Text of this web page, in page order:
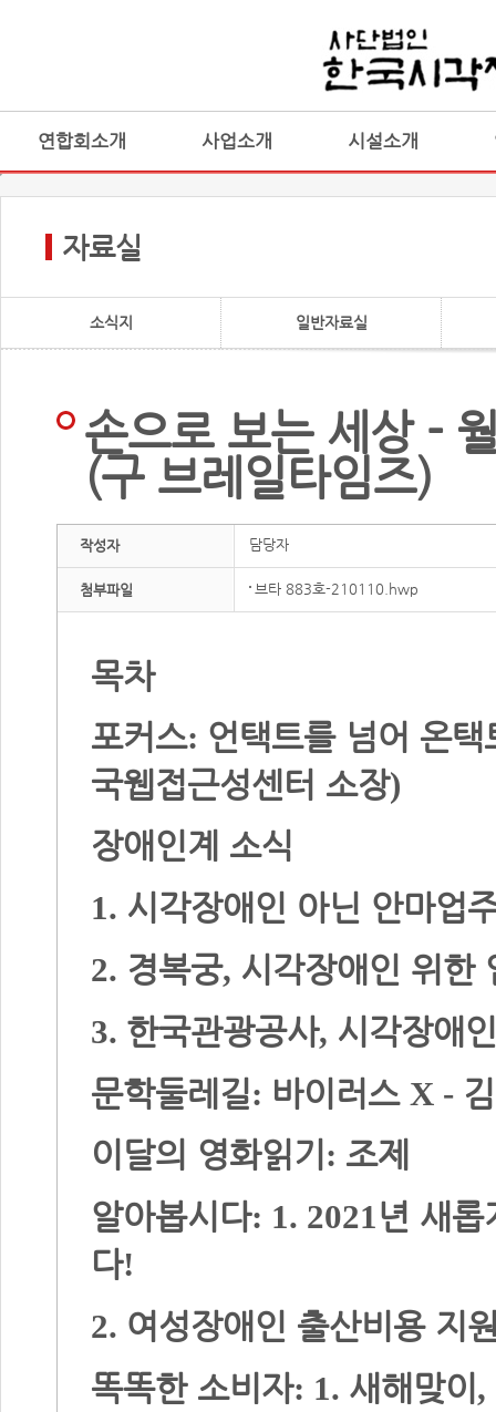
연합회소개 사업소개 시설소개
자료실
소식지 일반자료실
손으로 보는 세상 -
(구 브레일타임즈)
작성자 담당자
첨부파일 브타 883호-210110.hwp
목차
포커스: 언택트를 넘어 온
국웹접근성센터 소장)
장애인계 소식
1. 시각장애인 아닌 안마업
2. 경복궁, 시각장애인 위한
3. 한국관광공사, 시각장애
문학둘레길: 바이러스 X -
이달의 영화읽기 : 조제
알아봅시다: 1. 2021년 새롭
다!
2. 여성장애인 출산비용 지
똑똑한 소비자: 1. 새해맞이 ,